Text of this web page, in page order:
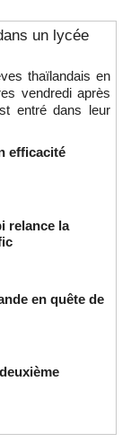
un lycée
thaïlandais en
vendredi après
entré dans leur
efficacité
relance la
en quête de